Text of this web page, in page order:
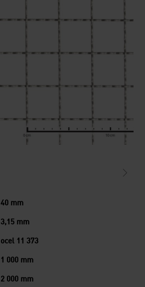
40 mm
3,15 mm
ocel 11 373
1 000 mm
2 000 mm